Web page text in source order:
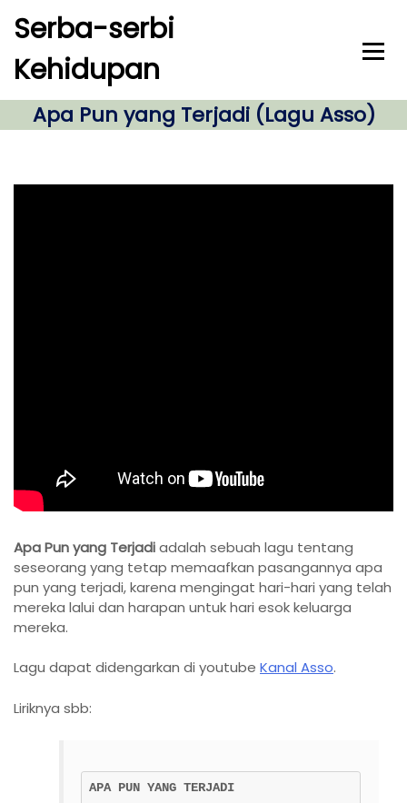
c
Serba-serbi
Kehidupan
Apa Pun yang Terjadi (Lagu Asso)
Apa Pun yang Terjadiadalah sebuah lagu tentang
seseorang yang tetap memaafkan pasangannya apa
pun yang terjadi, karena mengingat hari-hari yang telah
mereka lalui dan harapan untuk hari esok keluarga
mereka.
Lagu dapat didengarkan di youtube Kanal Asso.
Liriknya sbb:
APA PUN YANG TERJADI